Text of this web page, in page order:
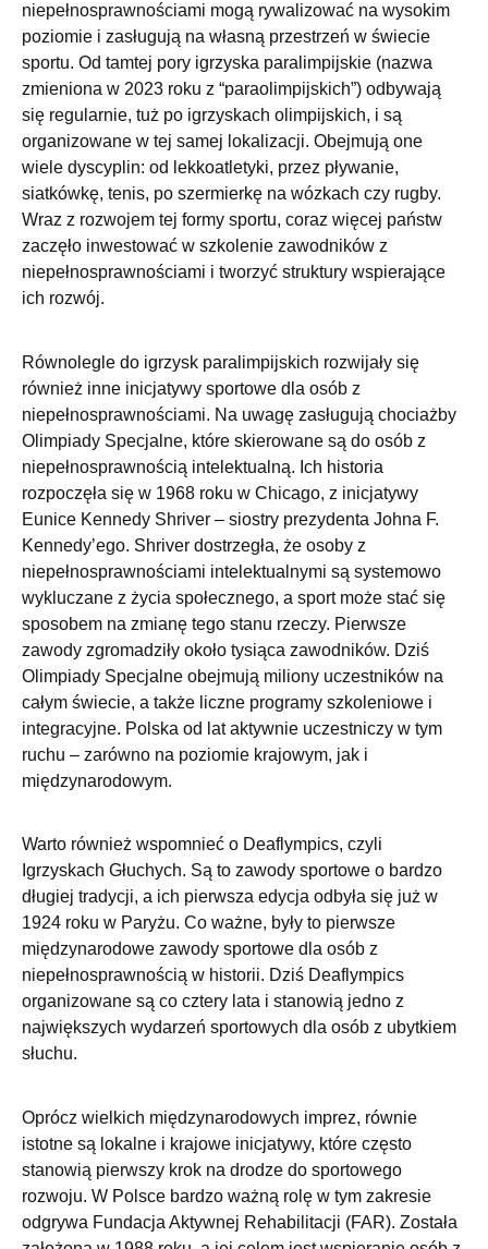
niepełnosprawnościami mogą rywalizować na wysokim
poziomie i zasługują na własną przestrzeń w świecie
sportu. Od tamtej pory igrzyska paralimpijskie (nazwa
zmieniona w 2023 roku z “paraolimpijskich”) odbywają
się regularnie, tuż po igrzyskach olimpijskich, i są
organizowane w tej samej lokalizacji. Obejmują one
wiele dyscyplin: od lekkoatletyki, przez pływanie,
siatkówkę, tenis, po szermierkę na wózkach czy rugby.
Wraz z rozwojem tej formy sportu, coraz więcej państw
zaczęło inwestować w szkolenie zawodników z
niepełnosprawnościami i tworzyć struktury wspierające
ich rozwój.
Równolegle do igrzysk paralimpijskich rozwijały się
również inne inicjatywy sportowe dla osób z
niepełnosprawnościami. Na uwagę zasługują chociażby
Olimpiady Specjalne, które skierowane są do osób z
niepełnosprawnością intelektualną. Ich historia
rozpoczęła się w 1968 roku w Chicago, z inicjatywy
Eunice Kennedy Shriver – siostry prezydenta Johna F.
Kennedy’ego. Shriver dostrzegła, że osoby z
niepełnosprawnościami intelektualnymi są systemowo
wykluczane z życia społecznego, a sport może stać się
sposobem na zmianę tego stanu rzeczy. Pierwsze
zawody zgromadziły około tysiąca zawodników. Dziś
Olimpiady Specjalne obejmują miliony uczestników na
całym świecie, a także liczne programy szkoleniowe i
integracyjne. Polska od lat aktywnie uczestniczy w tym
ruchu – zarówno na poziomie krajowym, jak i
międzynarodowym.
Warto również wspomnieć o Deaflympics, czyli
Igrzyskach Głuchych. Są to zawody sportowe o bardzo
długiej tradycji, a ich pierwsza edycja odbyła się już w
1924 roku w Paryżu. Co ważne, były to pierwsze
międzynarodowe zawody sportowe dla osób z
niepełnosprawnością w historii. Dziś Deaflympics
organizowane są co cztery lata i stanowią jedno z
największych wydarzeń sportowych dla osób z ubytkiem
słuchu.
Oprócz wielkich międzynarodowych imprez, równie
istotne są lokalne i krajowe inicjatywy, które często
stanowią pierwszy krok na drodze do sportowego
rozwoju. W Polsce bardzo ważną rolę w tym zakresie
odgrywa Fundacja Aktywnej Rehabilitacji (FAR). Została